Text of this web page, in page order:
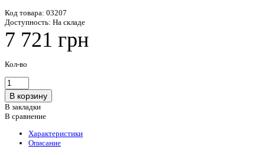
Код товара: 03207
Доступность: На складе
7 721 грн
Кол-во
В закладки
В сравнение
Характеристики
Описание